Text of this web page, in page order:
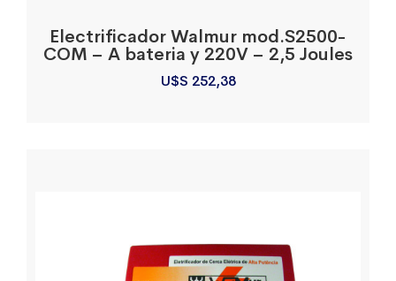
Electrificador Walmur mod.S2500-
COM – A bateria y 220V – 2,5 Joules
U$S 252,38